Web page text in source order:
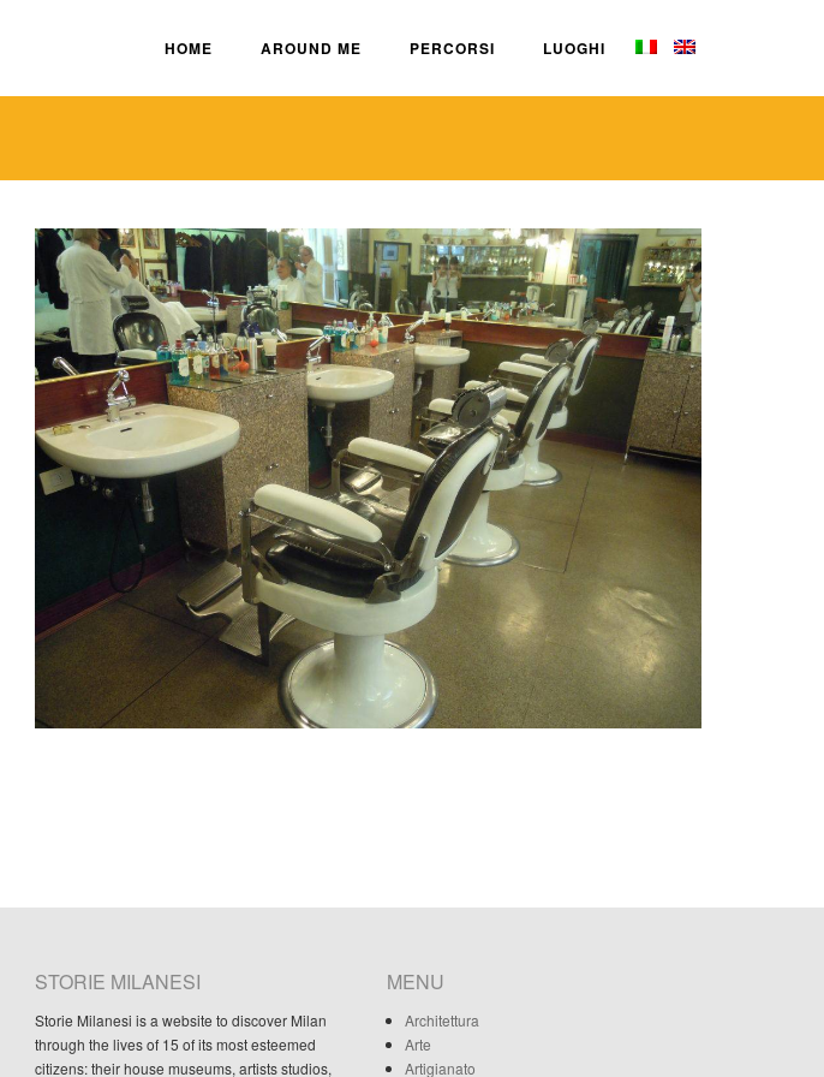
HOME AROUND ME PERCORSI LUOGHI
STORIE MILANESI
Storie Milanesi is a website to discover Milan
through the lives of 15 of its most esteemed
citizens: their house museums, artists studios,
MENU
Architettura
Arte
Artigianato